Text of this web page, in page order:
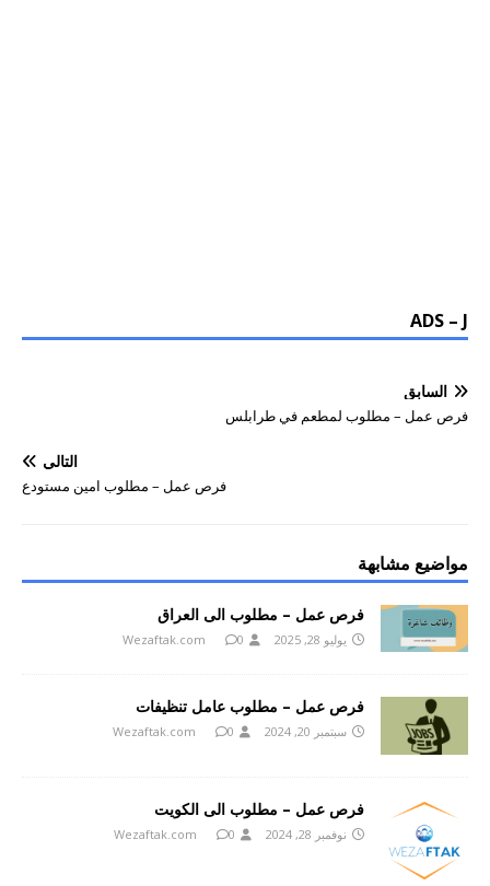
ADS – J
السابق
فرص عمل – مطلوب لمطعم في طرابلس
التالي
فرص عمل – مطلوب امين مستودع
مواضيع مشابهة
فرص عمل – مطلوب الى العراق
يوليو 28, 2025 Wezaftak.com 0
فرص عمل – مطلوب عامل تنظيفات
سبتمبر 20, 2024 Wezaftak.com 0
فرص عمل – مطلوب الى الكويت
نوفمبر 28, 2024 Wezaftak.com 0